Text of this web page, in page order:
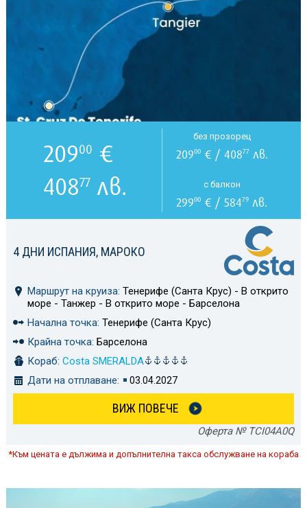
4 ДНИ ИСПАНИЯ, МАРОКО
Маршрут на круиза: Тенерифе (Санта Крус) - В открито
море - Танжер - В открито море - Барселона
Начална точка: Тенерифе (Санта Крус)
Крайна точка: Барселона
Кораб: Costa SMERALDA
Дати на отплаване:
03.04.2027
ВИЖ ПОВЕЧЕ
Оферта № TCI04A0Q
20900 €
40877лв.
без прозорец
20900€ / 40877лв.
с балкон
29900 € / 58479 лв.
*Към цената е дължима и допълнителна такса обслужване на кораба